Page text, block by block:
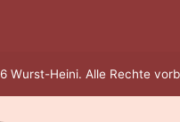
Wurst-Heini. Alle Rechte